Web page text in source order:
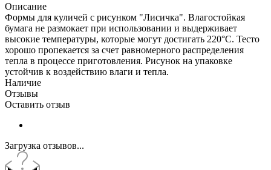
Описание
Формы для куличей с рисунком "Лисичка". Влагостойкая
бумага не размокает при использовании и выдерживает
высокие температуры, которые могут достигать 220°C. Тесто
хорошо пропекается за счет равномерного распределения
тепла в процессе приготовления. Рисунок на упаковке
устойчив к воздействию влаги и тепла.
Наличие
Отзывы
Оставить отзыв
Загрузка отзывов...